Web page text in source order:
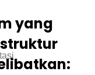
yang